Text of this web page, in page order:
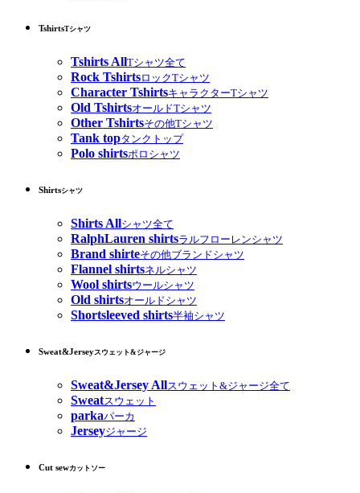
TshirtsTシャツ
Tshirts AllTシャツ全て
Rock TshirtsロックTシャツ
Character TshirtsキャラクターTシャツ
Old TshirtsオールドTシャツ
Other Tshirtsその他Tシャツ
Tank topタンクトップ
Polo shirtsポロシャツ
Shirtsシャツ
Shirts Allシャツ全て
RalphLauren shirtsラルフローレンシャツ
Brand shirteその他ブランドシャツ
Flannel shirtsネルシャツ
Wool shirtsウールシャツ
Old shirtsオールドシャツ
Shortsleeved shirts半袖シャツ
Sweat&Jerseyスウェット&ジャージ
Sweat&Jersey Allスウェット&ジャージ全て
Sweatスウェット
parkaパーカ
Jerseyジャージ
Cut sewカットソー